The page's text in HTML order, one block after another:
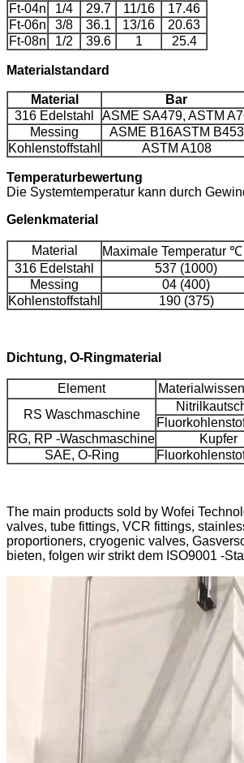
Ft-04n
1/4 29.7 11/16
17.46
Ft-06n
3/8 36.1 13/16
20.63
Ft-08n
1/2 39.6 1 25.4
Materialstandard
Material Bar
316 Edelstahl
ASME SA479, ASTM
Messing
ASME B16ASTM B453
Kohlenstoffstahl
ASTM A108
Temperaturbewertung
Die Systemtemperatur kann durch
Gelenkmaterial
Material
Maximale Temperatur ℃
316 Edelstahl
537 (1000)
Messing
04 (400)
Kohlenstoffstahl
190 (375)
Dichtung, O-Ringmaterial
Element
RS Waschmaschine
RG, RP -Waschmaschine
Kupfer
SAE, O-Ring
The main products sold by Wofei
valves, tube fittings, VCR fittings,
proportioners, cryogenic valves,
bieten, folgen wir strikt dem ISO9001 -